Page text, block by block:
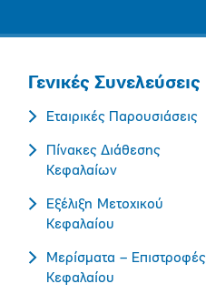
Γενικές Συνελεύσεις
Εταιρικές Παρουσιάσεις
Πίνακες Διάθεσης
Κεφαλαίων
Εξέλιξη Μετοχικού
Κεφαλαίου
Μερίσματα – Επιστροφές
Κεφαλαίου